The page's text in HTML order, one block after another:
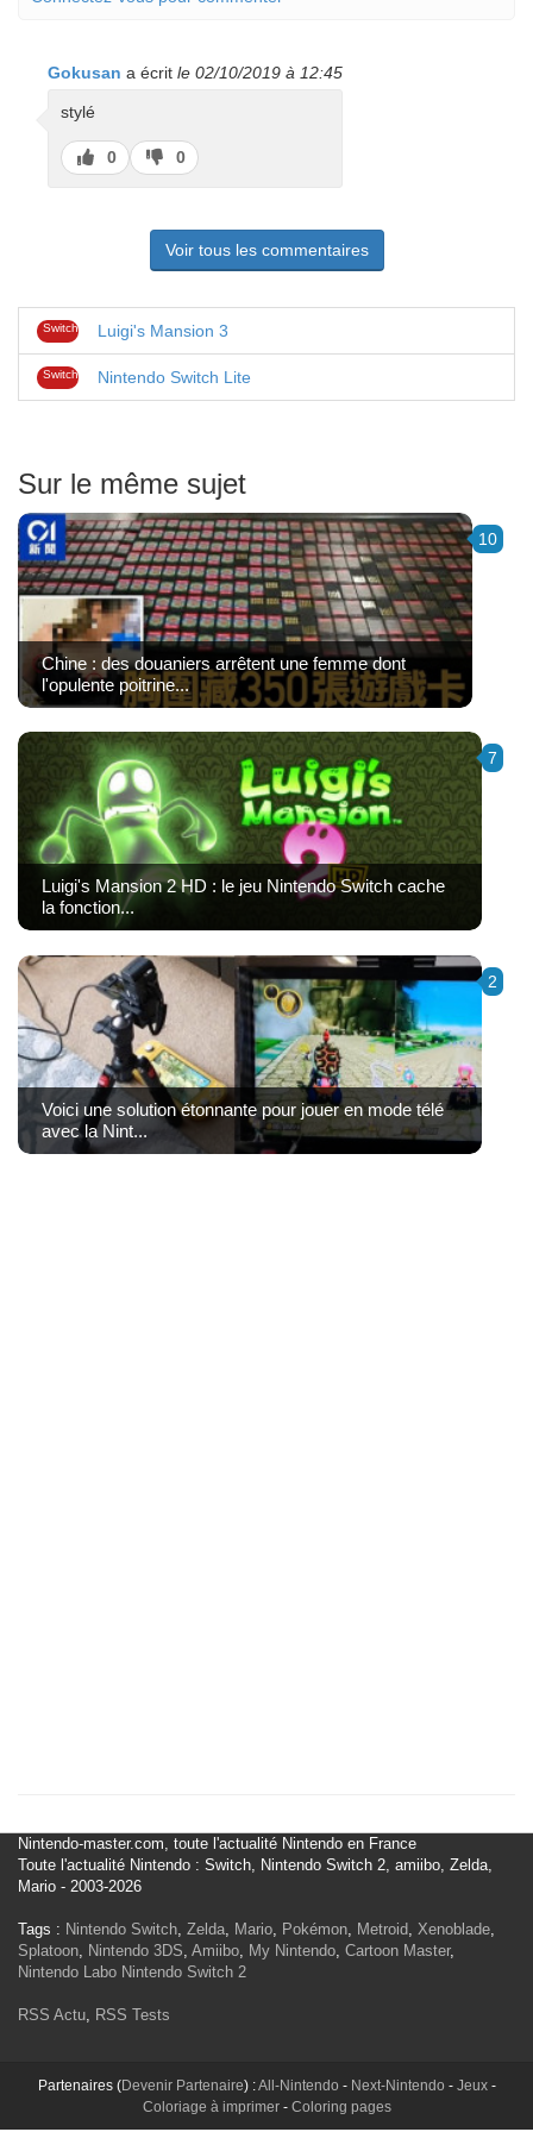
Gokusan a écrit le 02/10/2019 à 12:45
stylé
J’aime
0
J’aime
pas
0
Voir tous les commentaires
Switch Luigi's Mansion 3
Switch Nintendo Switch Lite
Sur le même sujet
10
Chine : des douaniers arrêtent une femme dont
l'opulente poitrine...
7
Luigi's Mansion 2 HD : le jeu Nintendo Switch cache
la fonction...
2
Voici une solution étonnante pour jouer en mode télé
avec la Nint...
Nintendo-master.com, toute l'actualité Nintendo en France
Toute l'actualité Nintendo : Switch, Nintendo Switch 2, amiibo, Zelda,
Mario - 2003-2026
Tags : Nintendo Switch Zelda Mario Pokémon Metroid Xenoblade
Splatoon
Nintendo 3DS Amiibo My Nintendo Cartoon Master,
Nintendo Labo Nintendo Switch 2
RSS Actu RSS Tests
Partenaires (Devenir Partenaire) :All-Nintendo - Next-Nintendo - Jeux-
Coloriage à imprimer- Coloring pages